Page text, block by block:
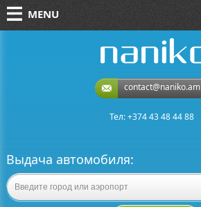
MENU
contact@naniko.am
Тел: +374 43 48 44 88
Выдача автомобиля: